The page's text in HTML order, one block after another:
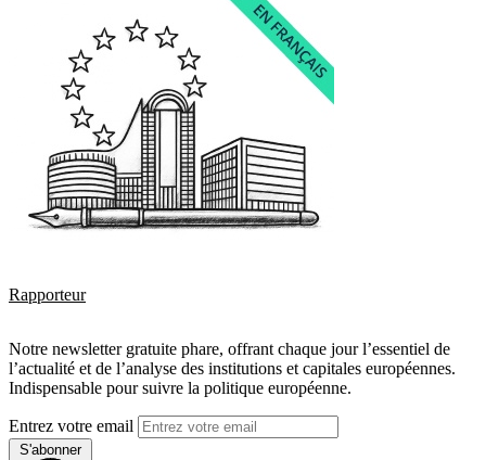
Rapporteur
Notre newsletter gratuite phare, offrant chaque jour l’essentiel de
l’actualité et de l’analyse des institutions et capitales européennes.
Indispensable pour suivre la politique européenne.
Entrez votre email
S'abonner